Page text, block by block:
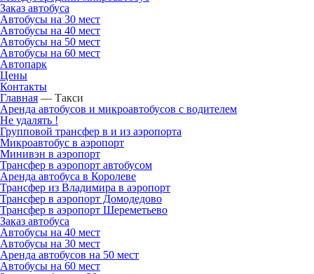
Заказ автобуса
Автобусы на 30 мест
Автобусы на 40 мест
Автобусы на 50 мест
Автобусы на 60 мест
Автопарк
Цены
Контакты
Главная — Такси
Аренда автобусов и микроавтобусов с водителем
Не удалять !
Групповой трансфер в и из аэропорта
Микроавтобус в аэропорт
Минивэн в аэропорт
Трансфер в аэропорт автобусом
Аренда автобуса в Королеве
Трансфер из Владимира в аэропорт
Трансфер в аэропорт Домодедово
Трансфер в аэропорт Шереметьево
Заказ автобуса
Автобусы на 40 мест
Автобусы на 30 мест
Аренда автобусов на 50 мест
Автобусы на 60 мест